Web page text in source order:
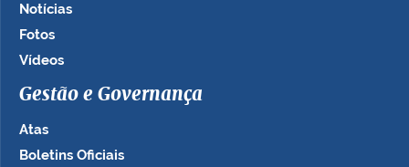
Notícias
Fotos
Vídeos
Gestão e Governança
Atas
Boletins Oficiais